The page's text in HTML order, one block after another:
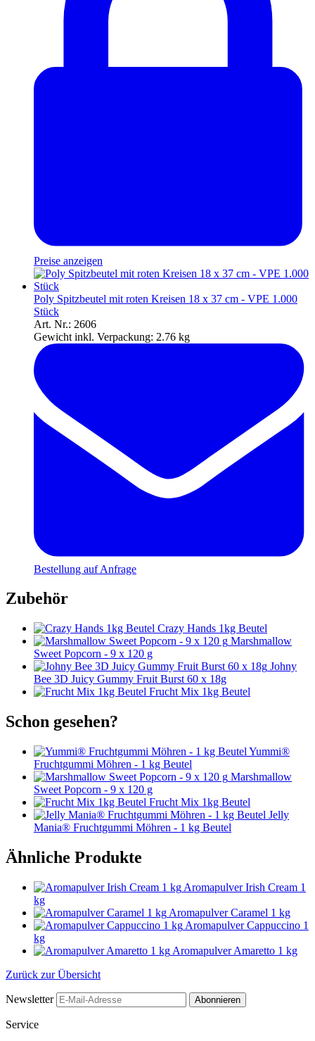
Preise anzeigen
Poly Spitzbeutel mit roten Kreisen 18 x 37 cm - VPE 1.000
Stück
Art. Nr.: 2606
Gewicht inkl. Verpackung: 2.76 kg
Bestellung auf Anfrage
Zubehör
Crazy Hands 1kg Beutel
Marshmallow
Sweet Popcorn - 9 x 120 g
Johny
Bee 3D Juicy Gummy Fruit Burst 60 x 18g
Frucht Mix 1kg Beutel
Schon gesehen?
Yummi®
Fruchtgummi Möhren - 1 kg Beutel
Marshmallow
Sweet Popcorn - 9 x 120 g
Frucht Mix 1kg Beutel
Jelly
Mania® Fruchtgummi Möhren - 1 kg Beutel
Ähnliche Produkte
Aromapulver Irish Cream 1
kg
Aromapulver Caramel 1 kg
Aromapulver Cappuccino 1
kg
Aromapulver Amaretto 1 kg
Zurück zur Übersicht
Newsletter Abonnieren
Service